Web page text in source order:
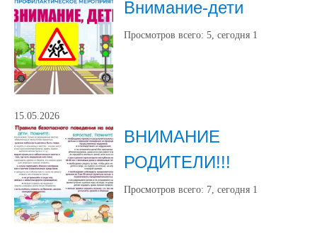
Внимание-дети
Просмотров всего: 5, сегодня 1
15.05.2026
ВНИМАНИЕ
РОДИТЕЛИ!!!
Просмотров всего: 7, сегодня 1